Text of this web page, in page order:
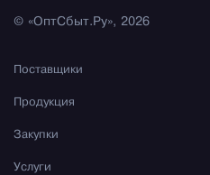
© «ОптСбыт.Ру», 2026
Поставщики
Продукция
Закупки
Услуги